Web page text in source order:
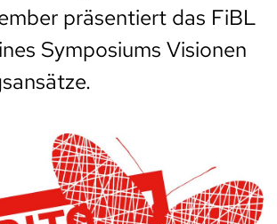
präsentiert das FiBL
Symposiums Visionen
.